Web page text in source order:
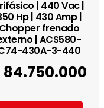
| 440 Vac |
Hp | 430 Amp |
Chopper frenado
| ACS580-
430A-3-440
84.750.000